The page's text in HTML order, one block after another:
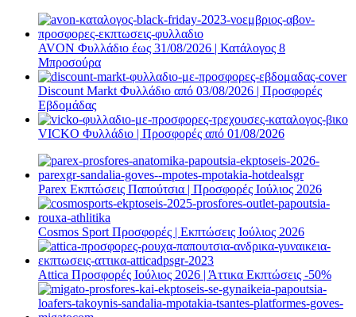
AVON Φυλλάδιο έως 31/08/2026 | Κατάλογος 8
Μπροσούρα
Discount Markt Φυλλάδιο από 03/08/2026 | Προσφορές
Εβδομάδας
VICKO Φυλλάδιο | Προσφορές από 01/08/2026
Parex Εκπτώσεις Παπούτσια | Προσφορές Ιούλιος 2026
Cosmos Sport Προσφορές | Εκπτώσεις Ιούλιος 2026
Attica Προσφορές Ιούλιος 2026 | Άττικα Εκπτώσεις -50%